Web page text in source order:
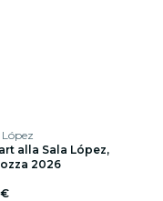
López
alla Sala López,
2026